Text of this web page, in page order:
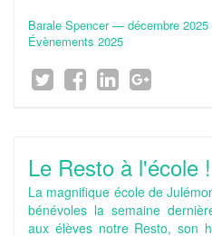
Barale Spencer— décembre 2025
Évènements 2025
Le Resto à l'école !
La magnifique école de
bénévoles la semaine
aux élèves notre Resto, son